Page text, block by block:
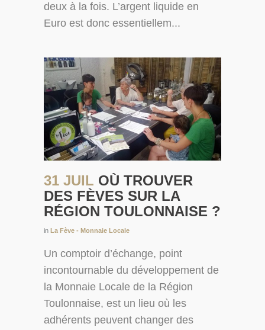
deux à la fois. L’argent liquide en
Euro est donc essentiellem...
31 JUIL OÙ TROUVER
DES FÈVES SUR LA
RÉGION TOULONNAISE ?
in La Fève - Monnaie Locale
Un comptoir d’échange, point
incontournable du développement de
la Monnaie Locale de la Région
Toulonnaise, est un lieu où les
adhérents peuvent changer des